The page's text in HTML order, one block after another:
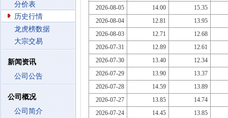
分价表
历史行情
龙虎榜数据
大宗交易
新闻资讯
公司公告
公司概况
公司简介
2026-08-05
14.00
15.35
2026-08-04
12.81
13.95
2026-08-03
12.71
12.68
2026-07-31
12.89
12.61
2026-07-30
13.40
12.34
2026-07-29
13.90
13.37
2026-07-28
14.59
13.89
2026-07-27
13.85
14.74
2026-07-24
14.45
13.85